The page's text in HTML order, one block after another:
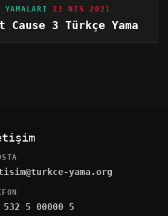
YAMALARI 11 NIS 2021
Cause 3 Türkçe Yama
yama.org
532 5 00000 5